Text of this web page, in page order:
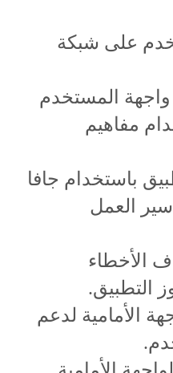
على شبكة
واجهة المستخدم
مفاهيم
باستخدام جافا
العمل
الأخطاء
التطبيق.
الأمامية لدعم